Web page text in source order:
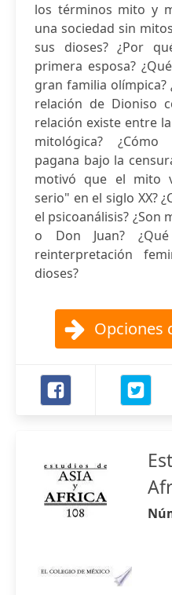
los términos mito y
una sociedad sin
sus dioses? ¿Por
primera esposa?
gran familia olímpica?
relación de Dioniso
relación existe entre
mitológica?
pagana bajo la
motivó que el mito
serio" en el siglo XX?
el psicoanálisis? ¿Son
o Don Juan?
reinterpretación
dioses?
Opciones